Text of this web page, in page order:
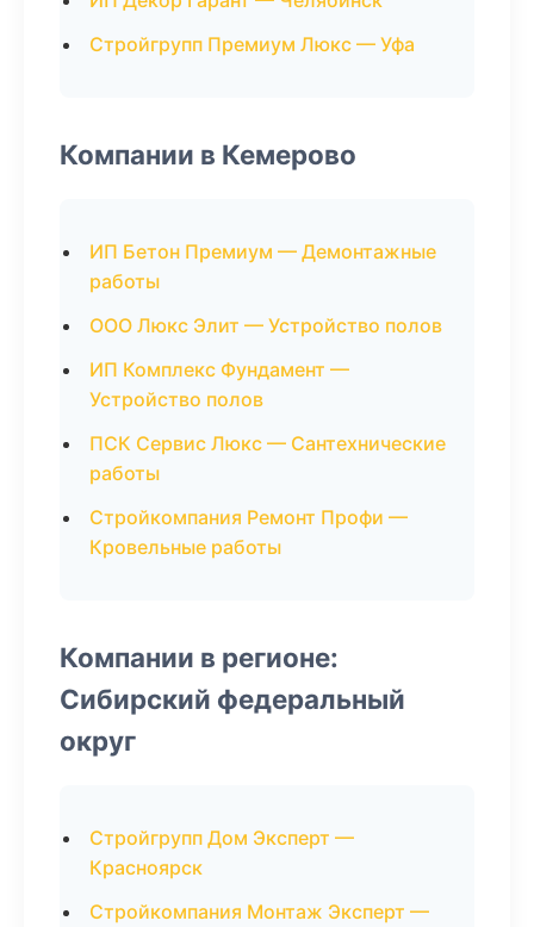
Стройгрупп Премиум Люкс — Уфа
Компании в Кемерово
ИП Бетон Премиум — Демонтажные
работы
ООО Люкс Элит — Устройство полов
ИП Комплекс Фундамент —
Устройство полов
ПСК Сервис Люкс — Сантехнические
работы
Стройкомпания Ремонт Профи —
Кровельные работы
Компании в регионе:
Сибирский федеральный
округ
Стройгрупп Дом Эксперт —
Красноярск
Стройкомпания Монтаж Эксперт —